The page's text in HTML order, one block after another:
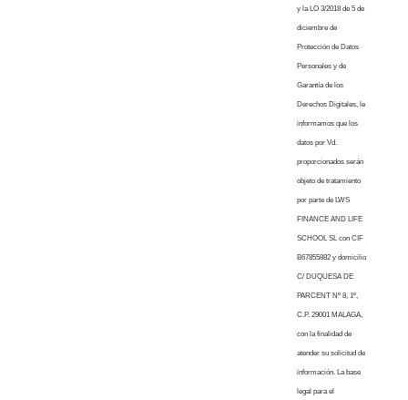
y la LO 3/2018 de 5 de
diciembre de
Protección de Datos
Personales y de
Garantía de los
Derechos Digitales, le
informamos que los
datos por Vd.
proporcionados serán
objeto de tratamiento
por parte de LWS
FINANCE AND LIFE
SCHOOL SL con CIF
B67855882 y domicilio
C/ DUQUESA DE
PARCENT Nº 8, 1º,
C.P. 29001 MALAGA,
con la finalidad de
atender su solicitud de
información. La base
legal para el